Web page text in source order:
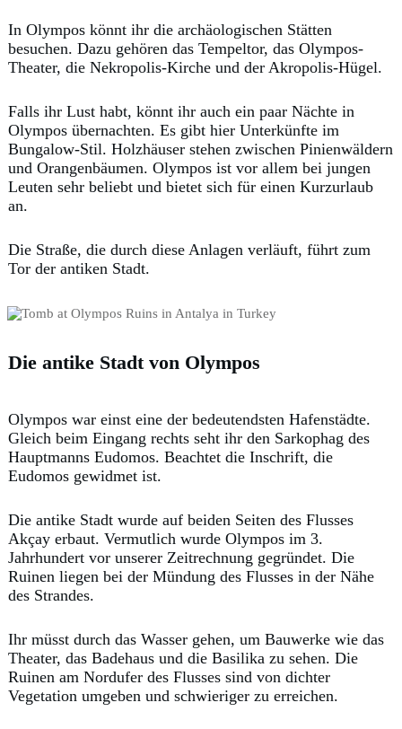
In Olympos könnt ihr die archäologischen Stätten
besuchen. Dazu gehören das Tempeltor, das Olympos-
Theater, die Nekropolis-Kirche und der Akropolis-Hügel.
Falls ihr Lust habt, könnt ihr auch ein paar Nächte in
Olympos übernachten. Es gibt hier Unterkünfte im
Bungalow-Stil. Holzhäuser stehen zwischen Pinienwäldern
und Orangenbäumen. Olympos ist vor allem bei jungen
Leuten sehr beliebt und bietet sich für einen Kurzurlaub
an.
Die Straße, die durch diese Anlagen verläuft, führt zum
Tor der antiken Stadt.
Die antike Stadt von Olympos
Olympos war einst eine der bedeutendsten Hafenstädte.
Gleich beim Eingang rechts seht ihr den Sarkophag des
Hauptmanns Eudomos. Beachtet die Inschrift, die
Eudomos gewidmet ist.
Die antike Stadt wurde auf beiden Seiten des Flusses
Akçay erbaut. Vermutlich wurde Olympos im 3.
Jahrhundert vor unserer Zeitrechnung gegründet. Die
Ruinen liegen bei der Mündung des Flusses in der Nähe
des Strandes.
Ihr müsst durch das Wasser gehen, um Bauwerke wie das
Theater, das Badehaus und die Basilika zu sehen. Die
Ruinen am Nordufer des Flusses sind von dichter
Vegetation umgeben und schwieriger zu erreichen.